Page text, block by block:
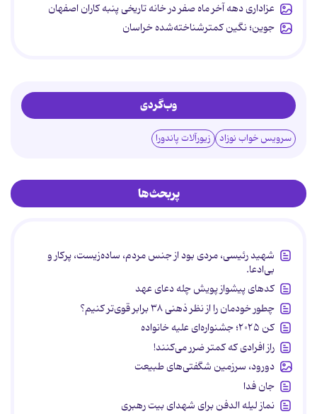
عزاداری دهه آخر ماه صفر در خانه تاریخی پنبه کاران اصفهان
جوین؛ نگین کمترشناخته‌شده خراسان
وب‌گردی
سرویس خواب نوزاد زیورآلات پاندورا
پربحث‌ها
شهید رئیسی، مردی بود از جنس مردم، ساده‌زیست، پرکار و
بی‌ادعا.
کدهای پیشواز پویش چله دعای عهد
چطور خودمان را از نظر ذهنی ۳۸ برابر قوی‌تر کنیم؟
کن ۲۰۲۵؛ جشنواره‌ای علیه خانواده
راز افرادی که کمتر ضرر می‌کنند!
دورود، سرزمین شگفتی‌های طبیعت
جان فدا
نماز لیله الدفن برای شهدای بیت رهبری